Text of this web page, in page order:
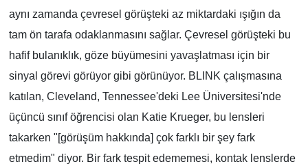
aynı zamanda çevresel görüşteki az miktardaki ışığın da
tam ön tarafa odaklanmasını sağlar. Çevresel görüşteki bu
hafif bulanıklık, göze büyümesini yavaşlatması için bir
sinyal görevi görüyor gibi görünüyor. BLINK çalışmasına
katılan, Cleveland, Tennessee'deki Lee Üniversitesi'nde
üçüncü sınıf öğrencisi olan Katie Krueger, bu lensleri
takarken "[görüşüm hakkında] çok farklı bir şey fark
etmedim" diyor. Bir fark tespit edememesi, kontak lenslerde